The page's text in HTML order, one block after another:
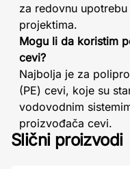
za redovnu
projektima.
Mogu li da koristim
cevi?
Najbolja je za
(PE) cevi, koje su
vodovodnim
proizvođača cevi.
Slični proizvodi